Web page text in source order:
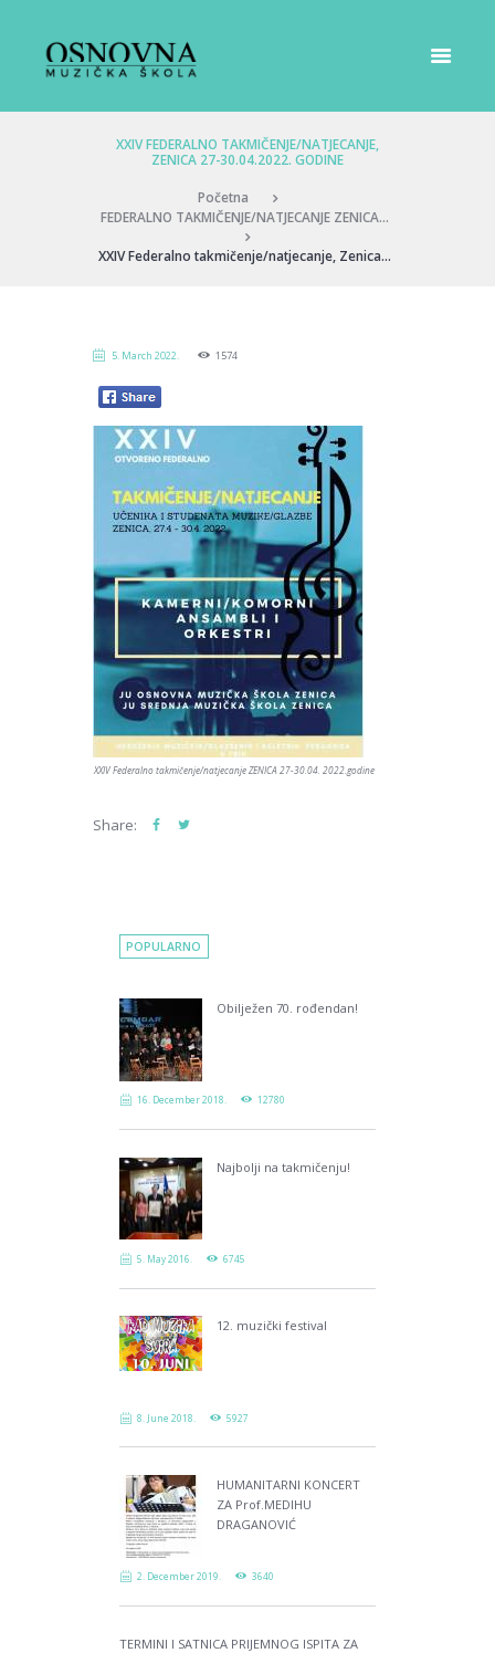
XXIV FEDERALNO TAKMIČENJE/NATJECANJE,
ZENICA 27-30.04.2022. GODINE
Početna
FEDERALNO TAKMIČENJE/NATJECANJE ZENICA...
XXIV Federalno takmičenje/natjecanje, Zenica...
5. March 2022. 1574
XXIV Federalno takmičenje/natjecanje ZENICA 27-30.04. 2022.godine
Share:
POPULARNO
Obilježen 70. rođendan!
16. December 2018. 12780
Najbolji na takmičenju!
5. May 2016. 6745
12. muzički festival
8. June 2018. 5927
HUMANITARNI KONCERT
ZA Prof.MEDIHU
DRAGANOVIĆ
2. December 2019. 3640
TERMINI I SATNICA PRIJEMNOG ISPITA ZA